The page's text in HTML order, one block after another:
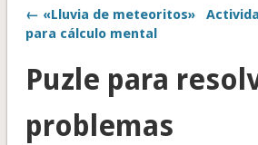
← «Lluvia de meteoritos»
para cálculo mental
Puzle para
problemas